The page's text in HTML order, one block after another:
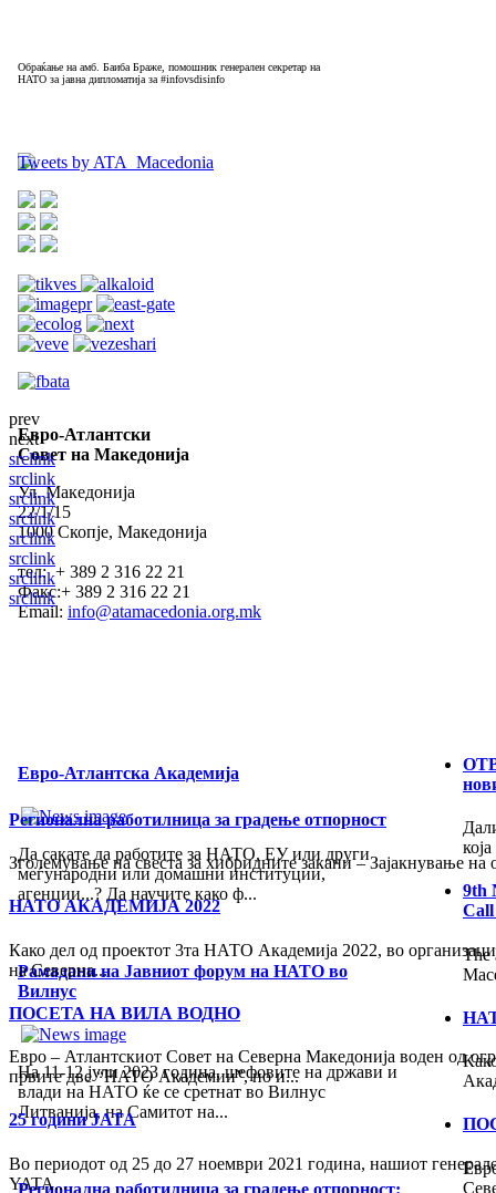
Обраќање на амб. Баиба Браже, помошник генерален секретар на
НАТО за јавна дипломатија за #infovsdisinfo
Евро-Атлантски
Совет на Македонија
Ул. Македонија
22/1/15
1000 Скопје, Македонија
тел: + 389 2 316 22 21
Факс:+ 389 2 316 22 21
Email: info@atamacedonia.org.mk
Tweets by ATA_Macedonia
prev
next
srclink
srclink
srclink
srclink
srclink
srclink
srclink
srclink
Регионална работилница за градење отпорност
Зголемување на свеста за хибридните закани – Зајакнување
НАТО АКАДЕМИЈА 2022
Како дел од проектот 3та НАТО Академија 2022, во
на Северна...
ПОСЕТА НА ВИЛА ВОДНО
Евро – Атлантскиот Совет на Северна Македонија воден од
првите две “НАТО Академии”, но и...
25 години ЈАТА
Во периодот од 25 до 27 ноември 2021 година, нашиот
YATA...
Евро-Атлантска Академија
Да сакате да работите за НАТО, ЕУ или други
меѓународни или домашни институции,
агенции...? Да научите како ф...
Рамадани на Јавниот форум на НАТО во
Вилнус
На 11-12 јули 2023 година, шефовите на држави и
влади на НАТО ќе се сретнат во Вилнус
Литванија, на Самитот на...
Регионална работилница за градење отпорност:
9th
The